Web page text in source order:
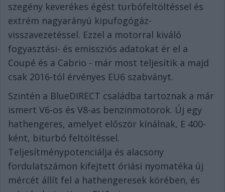
szegény keverékes égést turbófeltöltéssel és
extrém nagyarányú kipufogógáz-
visszavezetéssel. Ezzel a motorral kiváló
fogyasztási- és emissziós adatokat ér el a
Coupé és a Cabrio - már most teljesítik a majd
csak 2016-tól érvényes EU6 szabványt.
Szintén a BlueDIRECT családba tartoznak a már
ismert V6-os és V8-as benzinmotorok. Új egy
hathengeres, amelyet először kínálnak, E 400-
ként, biturbó feltöltéssel.
Teljesítménypotenciálja és alacsony
fordulatszámon kifejtett óriási nyomatéka új
mércét állít fel a hathengeresek körében, és